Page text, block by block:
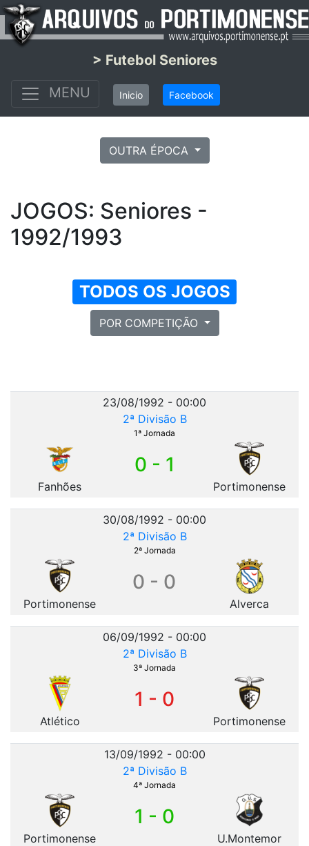
> Futebol Seniores
MENU
Inicio Facebook
OUTRA ÉPOCA
JOGOS: Seniores -
1992/1993
TODOS OS JOGOS
POR COMPETIÇÃO
23/08/1992 - 00:00
2ª Divisão B
1ª Jornada
Fanhões
0 - 1
Portimonense
30/08/1992 - 00:00
2ª Divisão B
2ª Jornada
Portimonense
0 - 0
Alverca
06/09/1992 - 00:00
2ª Divisão B
3ª Jornada
Atlético
1 - 0
Portimonense
13/09/1992 - 00:00
2ª Divisão B
4ª Jornada
Portimonense
1 - 0
U.Montemor